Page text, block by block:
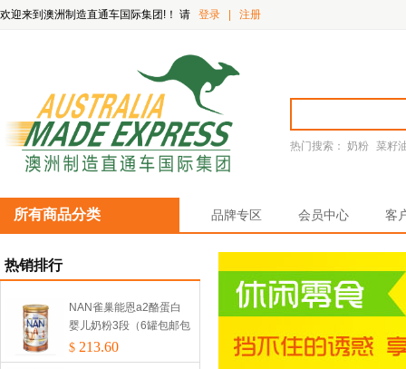
欢迎来到澳洲制造直通车国际集团!！ 请 登录 注册
热门搜索： 奶粉 菜籽
所有商品分类 品牌专区 会员中心 客
热销排行
NAN雀巢能恩a2酪蛋白
婴儿奶粉3段（6罐包邮包
税）
$ 213.60